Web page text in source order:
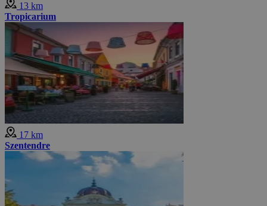
13 km
Tropicarium
17 km
Szentendre